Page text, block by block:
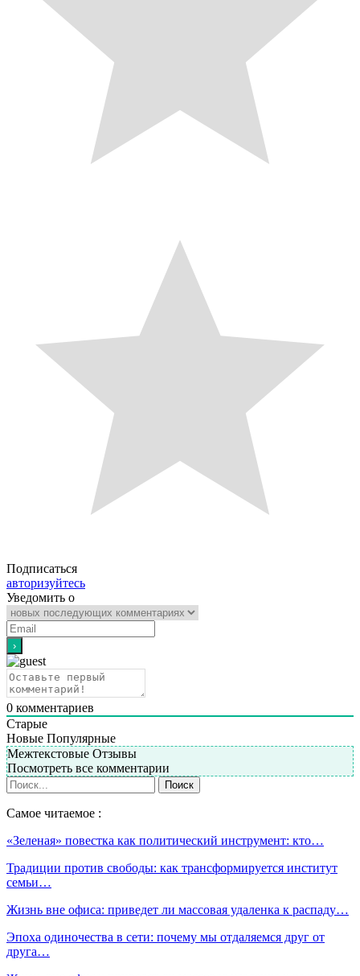
Подписаться
авторизуйтесь
Уведомить о
0 комментариев
Старые
Новые Популярные
Межтекстовые Отзывы
Посмотреть все комментарии
Самое читаемое :
«Зеленая» повестка как политический инструмент: кто…
Традиции против свободы: как трансформируется институт
семьи…
Жизнь вне офиса: приведет ли массовая удаленка к распаду…
Эпоха одиночества в сети: почему мы отдаляемся друг от
друга…